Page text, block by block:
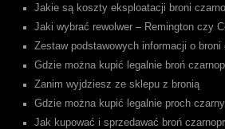
Jakie są koszty eksploatacji broni
Jaki wybrać rewolwer – Remington czy
Zestaw podstawowych informacji o broni
Gdzie można kupić legalnie broń
Zanim wyjdziesz ze sklepu z bronią
Gdzie można kupić legalnie proch czarny
Jak kupować i sprzedawać broń